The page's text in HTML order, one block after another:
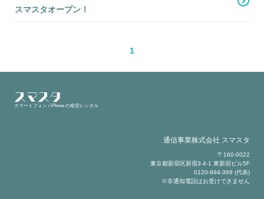
スマスタオープン！
1
スマートフォン / iPhone の格安レンタル
通信事業株式会社 スマスタ
〒160-0022
東京都新宿区新宿3-4-1 東新宿ビル5F
0120-994-369 (代表)
※非通知電話はお受けできません